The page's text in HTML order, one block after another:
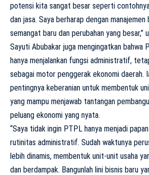
potensi kita sangat besar seperti
dan jasa. Saya berharap dengan manajemen
semangat baru dan perubahan yang besar,”
Sayuti Abubakar juga mengingatkan bahwa
hanya menjalankan fungsi administratif,
sebagai motor penggerak ekonomi daerah.
pentingnya keberanian untuk membentuk
yang mampu menjawab tantangan
peluang ekonomi yang nyata.
“Saya tidak ingin PTPL hanya menjadi
rutinitas administratif. Sudah waktunya
lebih dinamis, membentuk unit-unit usaha
dan berdampak. Bangunlah lini bisnis baru